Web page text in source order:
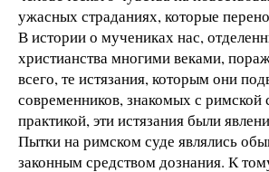
ужасных страданиях, которые
В истории о мучениках нас,
христианства многими веками,
всего, те истязания, которым они
современников, знакомых с римской
практикой, эти истязания были
Пытки на римском суде являлись
законным средством дознания. К